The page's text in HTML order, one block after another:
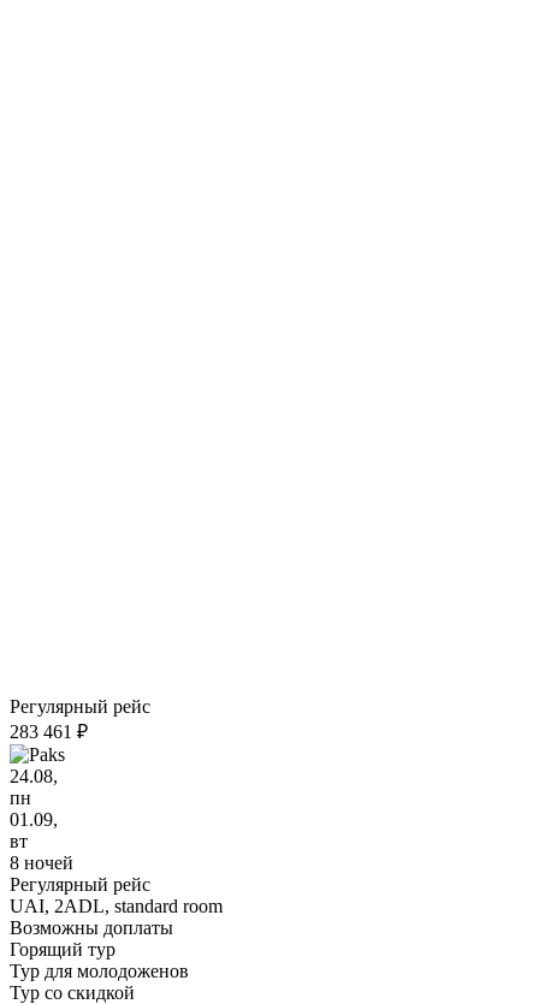
Регулярный рейс
283 461 ₽
24.08,
пн
01.09,
вт
8 ночей
Регулярный рейс
UAI, 2ADL, standard room
Возможны доплаты
Горящий тур
Тур для молодоженов
Тур со скидкой